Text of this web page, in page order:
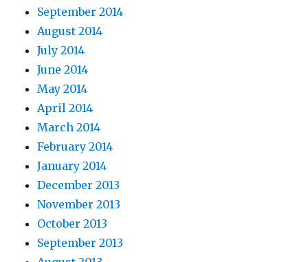
September 2014
August 2014
July 2014
June 2014
May 2014
April 2014
March 2014
February 2014
January 2014
December 2013
November 2013
October 2013
September 2013